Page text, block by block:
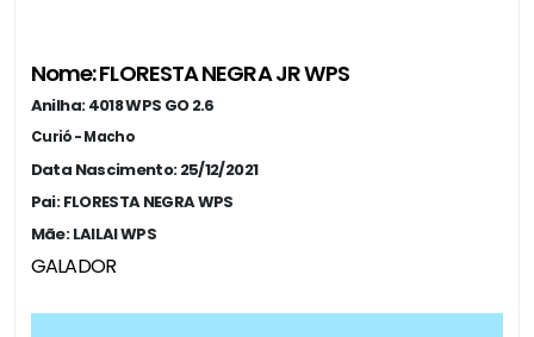
Nome: FLORESTA NEGRA JR WPS
Anilha: 4018 WPS GO 2.6
Curió - Macho
Data Nascimento: 25/12/2021
Pai: FLORESTA NEGRA WPS
Mãe: LAILAI WPS
GALADOR